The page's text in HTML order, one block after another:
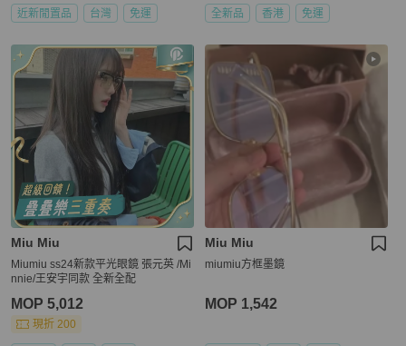
近新閒置品 台灣 免運 全新品 香港 免運
Miu Miu
Miumiu ss24新款平光眼鏡 張元英 /Mi
nnie/王安宇同款 全新全配
MOP 5,012
現折 200
Miu Miu
miumiu方框墨鏡
MOP 1,542